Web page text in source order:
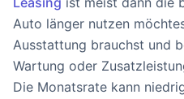
Auto länger nutzen
Ausstattung brauchst und
Wartung oder
Die Monatsrate kann